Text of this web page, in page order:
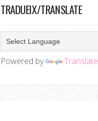
TRADUEIX/TRANSLATE
Powered by Translate